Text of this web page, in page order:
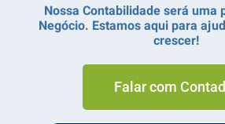
Nossa Contabilidade será uma
Negócio. Estamos aqui para
crescer!
Falar com